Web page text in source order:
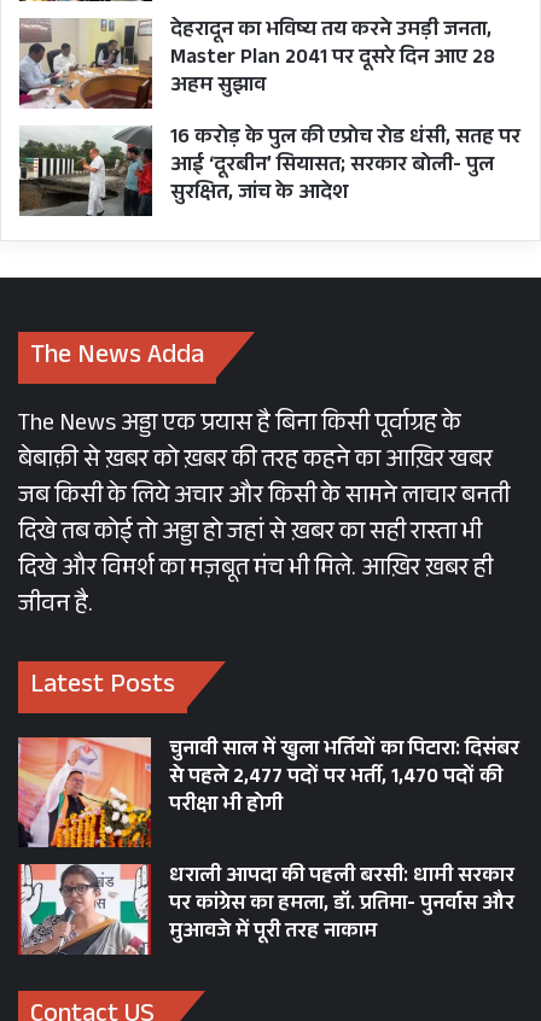
देहरादून का भविष्य तय करने उमड़ी जनता,
Master Plan 2041 पर दूसरे दिन आए 28
अहम सुझाव
16 करोड़ के पुल की एप्रोच रोड धंसी, सतह पर
आई ‘दूरबीन’ सियासत; सरकार बोली- पुल
सुरक्षित, जांच के आदेश
The News Adda
The News अड्डा एक प्रयास है बिना किसी पूर्वाग्रह के
बेबाक़ी से ख़बर को ख़बर की तरह कहने का आख़िर खबर
जब किसी के लिये अचार और किसी के सामने लाचार बनती
दिखे तब कोई तो अड्डा हो जहां से ख़बर का सही रास्ता भी
दिखे और विमर्श का मज़बूत मंच भी मिले. आख़िर ख़बर ही
जीवन है.
Latest Posts
चुनावी साल में खुला भर्तियों का पिटारा: दिसंबर
से पहले 2,477 पदों पर भर्ती, 1,470 पदों की
परीक्षा भी होगी
धराली आपदा की पहली बरसी: धामी सरकार
पर कांग्रेस का हमला, डॉ. प्रतिमा- पुनर्वास और
मुआवजे में पूरी तरह नाकाम